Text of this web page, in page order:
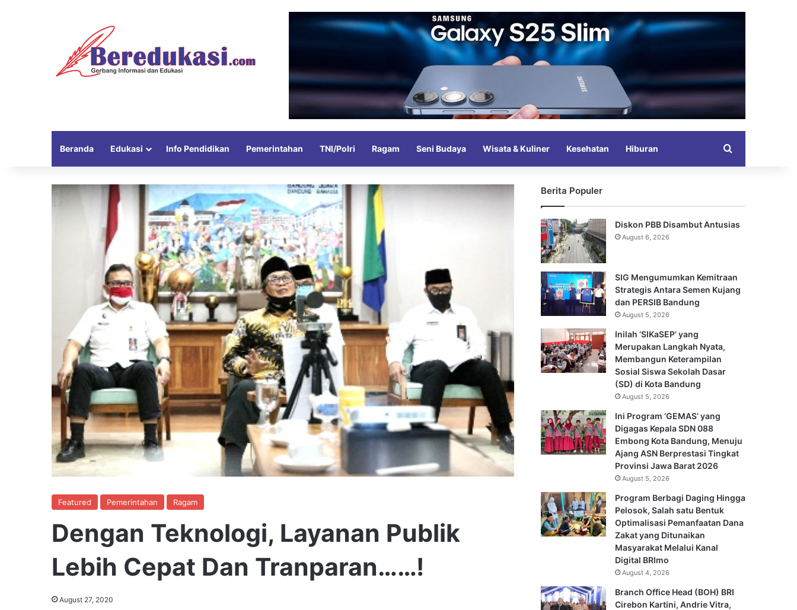
Beranda Edukasi Info Pendidikan Pemerintahan TNI/Polri Ragam Seni Budaya Wisata & Kuliner Kesehatan Hiburan
Featured Pemerintahan Ragam
Dengan Teknologi, Layanan Publik
Lebih Cepat Dan Tranparan……!
August 27, 2020
Berita Populer
Diskon PBB Disambut Antusias
August 6, 2026
SIG Mengumumkan Kemitraan
Strategis Antara Semen Kujang
dan PERSIB Bandung
August 5, 2026
Inilah ‘SIKaSEP’ yang
Merupakan Langkah Nyata,
Membangun Keterampilan
Sosial Siswa Sekolah Dasar
(SD) di Kota Bandung
August 5, 2026
Ini Program ‘GEMAS’ yang
Digagas Kepala SDN 088
Embong Kota Bandung, Menuju
Ajang ASN Berprestasi Tingkat
Provinsi Jawa Barat 2026
August 5, 2026
Program Berbagi Daging Hingga
Pelosok, Salah satu Bentuk
Optimalisasi Pemanfaatan Dana
Zakat yang Ditunaikan
Masyarakat Melalui Kanal
Digital BRImo
August 4, 2026
Branch Office Head (BOH) BRI
Cirebon Kartini, Andrie Vitra,